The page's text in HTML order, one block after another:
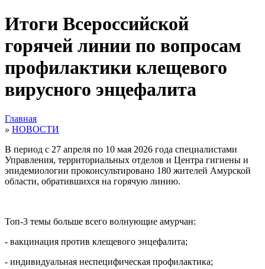
Итоги Всероссийской
горячей линии по вопросам
профилактики клещевого
вирусного энцефалита
Главная
» НОВОСТИ
В период с 27 апреля по 10 мая 2026 года специалистами
Управления, территориальных отделов и Центра гигиены и
эпидемиологии проконсультировано 180 жителей Амурской
области, обратившихся на горячую линию.
Топ-3 темы больше всего волнующие амурчан:
- вакцинация против клещевого энцефалита;
- индивидуальная неспецифическая профилактика;